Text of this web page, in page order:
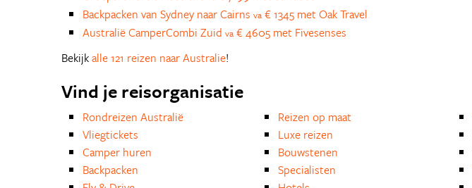
Backpacken van Sydney naar Cairns va € 1345 met Oak Travel
Australië CamperCombi Zuid va € 4605 met Fivesenses
Bekijkalle 121 reizen naar Australie!
Vind je reisorganisatie
Rondreizen Australië
Vliegtickets
Camper huren
Backpacken
Reizen op maat
Luxe reizen
Bouwstenen
Specialisten